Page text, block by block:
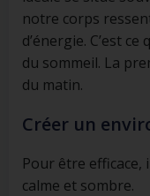
notre corps
d’énergie. C’est
du sommeil. La
du matin.
Créer un
Pour être
calme et sombre.